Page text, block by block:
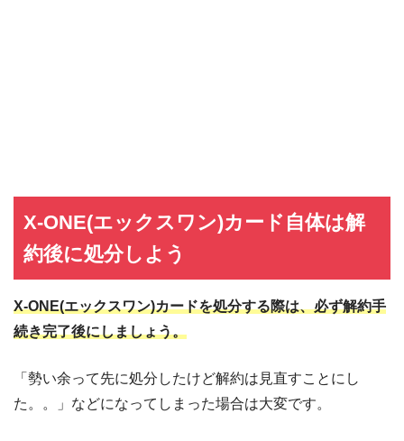
X-ONE(エックスワン)カード自体は解
約後に処分しよう
X-ONE(エックスワン)カードを処分する際は、必ず解約手
続き完了後にしましょう。
「勢い余って先に処分したけど解約は見直すことにし
た。。」などになってしまった場合は大変です。